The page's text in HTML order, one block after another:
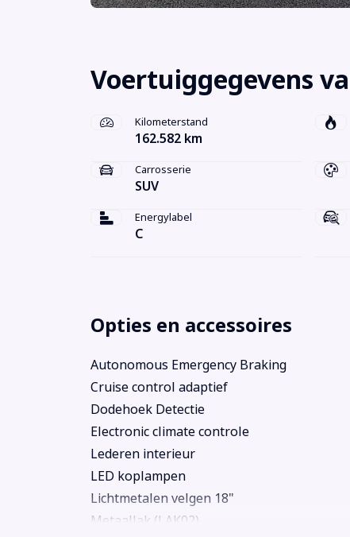
Voertuiggegevens
Kilometerstand
162.582 km
Carrosserie
SUV
Energylabel
C
Opties en accessoires
Autonomous Emergency Braking
Cruise control adaptief
Dodehoek Detectie
Electronic climate controle
Lederen interieur
LED koplampen
Lichtmetalen velgen 18"
Metaallak (LAK02)